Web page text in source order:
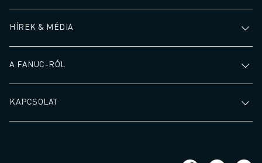
HÍREK & MÉDIA
A FANUC-RÓL
KAPCSOLAT